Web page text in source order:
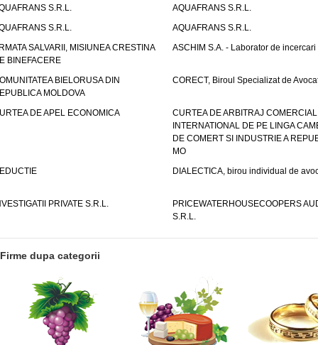
S.R.L.
AQUAFRANS S.R.L.
S.R.L.
AQUAFRANS S.R.L.
SALVARII, MISIUNEA CRESTINA
BINEFACERE
ASCHIM S.A. - Laborator de incercari
BIELORUSA DIN
MOLDOVA
CORECT, Biroul Specializat de
DE APEL ECONOMICA
CURTEA DE ARBITRAJ COMERCIAL
INTERNATIONAL DE PE LINGA
DE COMERT SI INDUSTRIE A
MO
DIALECTICA, birou individual de
PRIVATE S.R.L.
PRICEWATERHOUSECOOPERS
S.R.L.
Firme dupa categorii